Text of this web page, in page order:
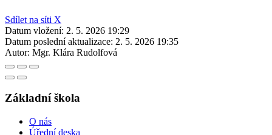
Sdílet na síti X
Datum vložení: 2. 5. 2026 19:29
Datum poslední aktualizace: 2. 5. 2026 19:35
Autor: Mgr. Klára Rudolfová
Základní škola
O nás
Úřední deska